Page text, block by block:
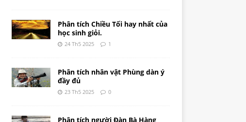
Phân tích Chiều Tối hay nhất của
học sinh giỏi.
24 Th5 2025 1
Phân tích nhân vật Phùng dàn ý
đầy đủ
23 Th5 2025 0
Phân tích người Đàn Bà Hàng